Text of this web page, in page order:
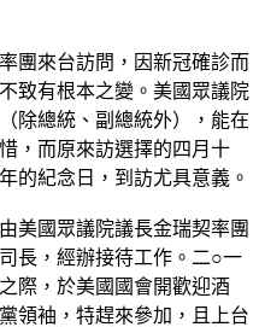
團來台訪問，因新冠確診而
致有根本之變。美國眾議院
除總統、副總統外），能在
，而原來訪選擇的四月十
的紀念日，到訪尤具意義。
美國眾議院議長金瑞契率團
長，經辦接待工作。二○一
際，於美國國會開歡迎酒
領袖，特趕來參加，且上台